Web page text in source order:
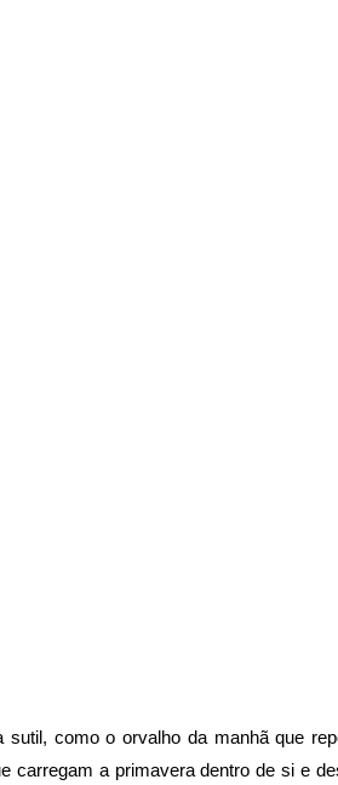
como o orvalho da manhã que
carregam a primavera dentro de si e